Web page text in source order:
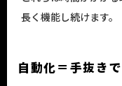
長く機能し続けます。
自動化＝手抜き